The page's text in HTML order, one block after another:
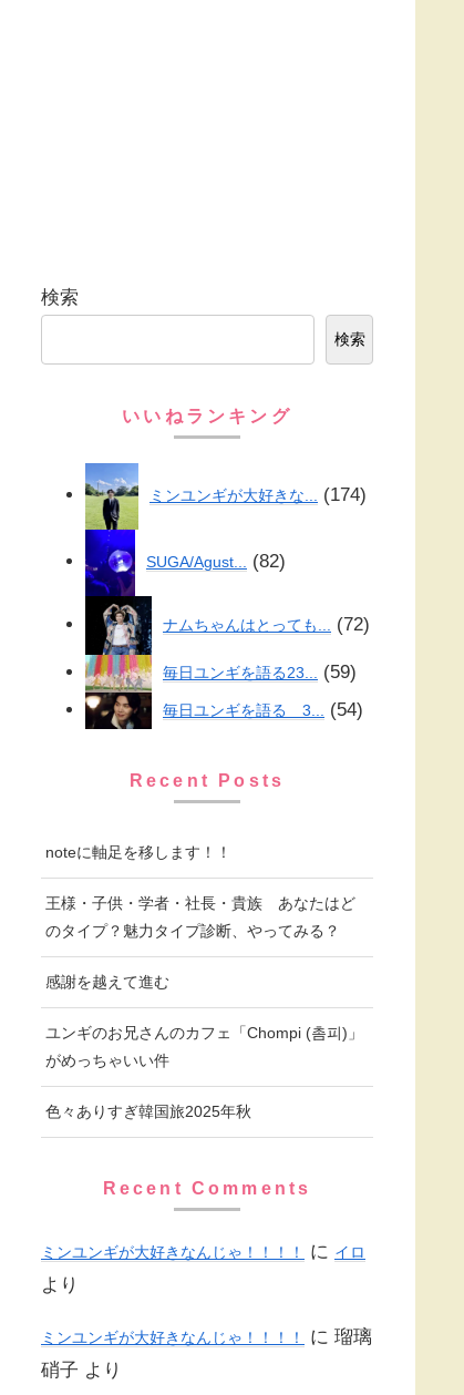
検索
検索
いいねランキング
ミンユンギが大好きな... 174
SUGA/Agust... 82
ナムちゃんはとっても... 72
毎日ユンギを語る23... 59
毎日ユンギを語る 3... 54
Recent Posts
noteに軸足を移します！！
王様・子供・学者・社長・貴族 あなたはど
のタイプ？魅力タイプ診断、やってみる？
感謝を越えて進む
ユンギのお兄さんのカフェ「Chompi (촘피)」
がめっちゃいい件
色々ありすぎ韓国旅2025年秋
Recent Comments
ミンユンギが大好きなんじゃ！！！！ に イロ
より
ミンユンギが大好きなんじゃ！！！！ に 瑠璃
硝子 より